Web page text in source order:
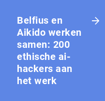
Belfius en
Aikido werken
samen: 200
ethische ai-
hackers aan
het werk